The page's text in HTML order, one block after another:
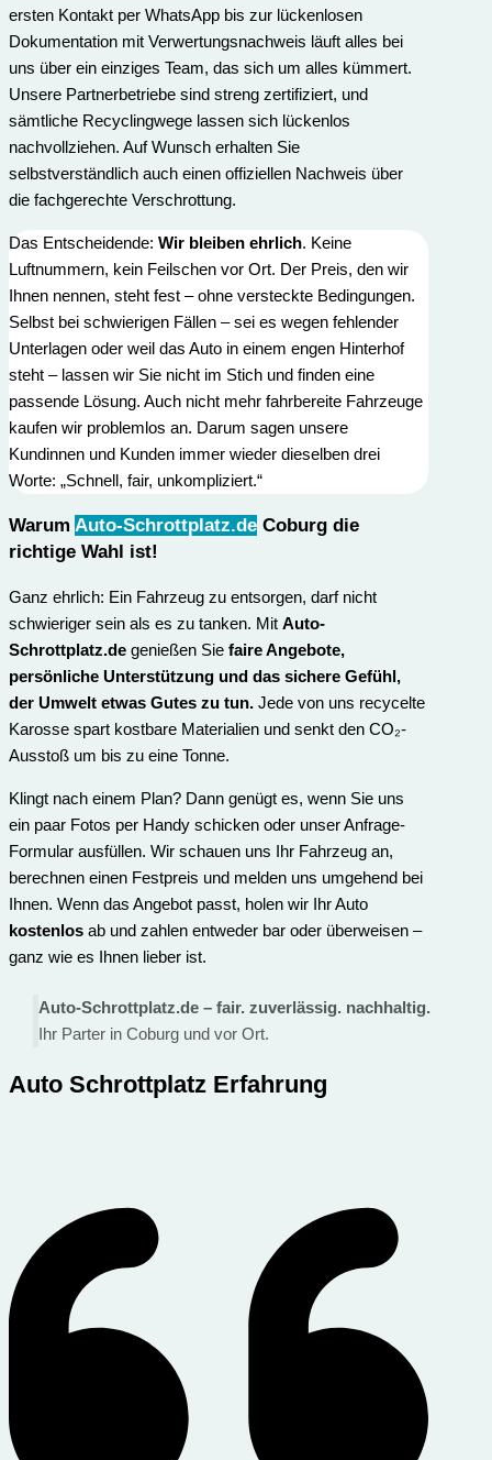
ersten Kontakt per WhatsApp bis zur lückenlosen
Dokumentation mit Verwertungs­nachweis läuft alles bei
uns über ein einziges Team, das sich um alles kümmert.
Unsere Partnerbetriebe sind streng zertifiziert, und
sämtliche Recyclingwege lassen sich lückenlos
nachvollziehen. Auf Wunsch erhalten Sie
selbstverständlich auch einen offiziellen Nachweis über
die fachgerechte Verschrottung.
Das Entscheidende: Wir bleiben ehrlich. Keine
Luftnummern, kein Feilschen vor Ort. Der Preis, den wir
Ihnen nennen, steht fest – ohne versteckte Bedingungen.
Selbst bei schwierigen Fällen – sei es wegen fehlender
Unterlagen oder weil das Auto in einem engen Hinterhof
steht – lassen wir Sie nicht im Stich und finden eine
passende Lösung. Auch nicht mehr fahrbereite Fahrzeuge
kaufen wir problemlos an. Darum sagen unsere
Kundinnen und Kunden immer wieder dieselben drei
Worte: „Schnell, fair, unkompliziert.“
Warum Auto-Schrottplatz.de Coburg die
richtige Wahl ist!
Ganz ehrlich: Ein Fahrzeug zu entsorgen, darf nicht
schwieriger sein als es zu tanken. Mit Auto-
Schrottplatz.de genießen Sie faire Angebote,
persönliche Unterstützung und das sichere Gefühl,
der Umwelt etwas Gutes zu tun. Jede von uns recycelte
Karosse spart kostbare Materialien und senkt den CO₂-
Ausstoß um bis zu eine Tonne.
Klingt nach einem Plan? Dann genügt es, wenn Sie uns
ein paar Fotos per Handy schicken oder unser Anfrage-
Formular ausfüllen. Wir schauen uns Ihr Fahrzeug an,
berechnen einen Festpreis und melden uns umgehend bei
Ihnen. Wenn das Angebot passt, holen wir Ihr Auto
kostenlos ab und zahlen entweder bar oder überweisen –
ganz wie es Ihnen lieber ist.
Auto-Schrottplatz.de – fair. zuverlässig. nachhaltig.
Ihr Parter in Coburg und vor Ort.
Auto Schrottplatz Erfahrung